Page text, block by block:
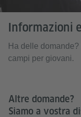
Informazioni
Ha delle
campi per giovani.
Altre domande?
Siamo a vostra